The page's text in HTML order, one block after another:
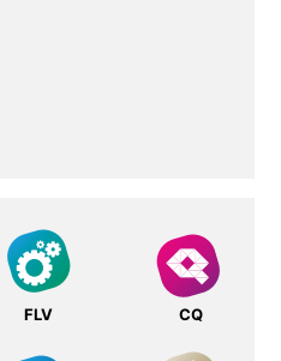
FLV CQ